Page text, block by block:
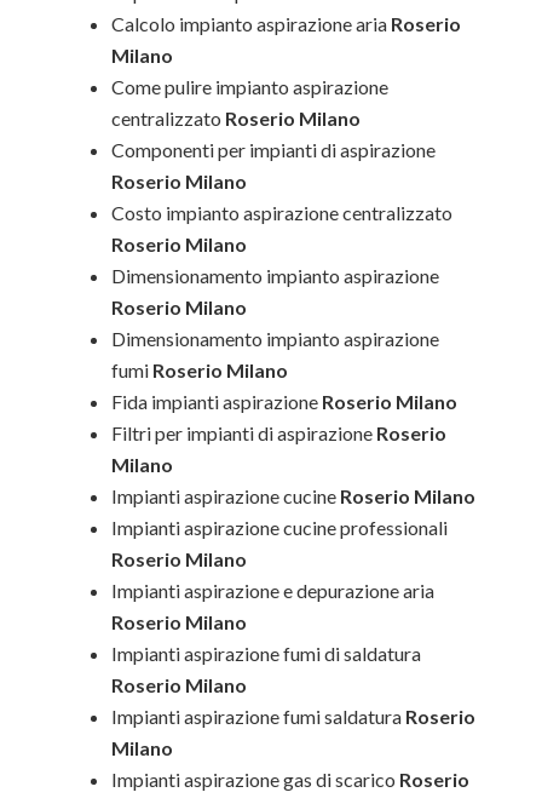
Calcolo impianto aspirazione aria Roserio
Milano
Come pulire impianto aspirazione
centralizzato Roserio Milano
Componenti per impianti di aspirazione
Roserio Milano
Costo impianto aspirazione centralizzato
Roserio Milano
Dimensionamento impianto aspirazione
Roserio Milano
Dimensionamento impianto aspirazione
fumi Roserio Milano
Fida impianti aspirazione Roserio Milano
Filtri per impianti di aspirazione Roserio
Milano
Impianti aspirazione cucine Roserio Milano
Impianti aspirazione cucine professionali
Roserio Milano
Impianti aspirazione e depurazione aria
Roserio Milano
Impianti aspirazione fumi di saldatura
Roserio Milano
Impianti aspirazione fumi saldatura Roserio
Milano
Impianti aspirazione gas di scarico Roserio